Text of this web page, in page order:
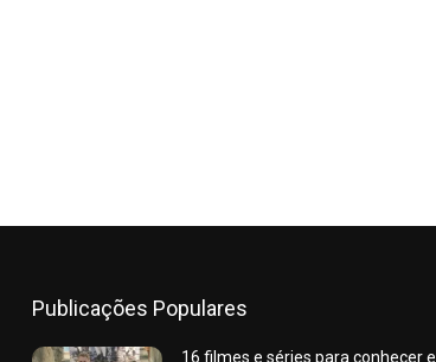
Publicações Populares
16 filmes e séries para conhecer e